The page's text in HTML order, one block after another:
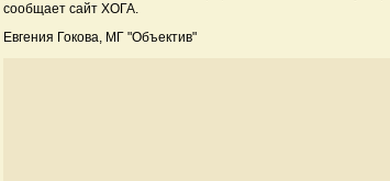
сообщает сайт ХОГА.
Евгения Гокова, МГ "Объектив"